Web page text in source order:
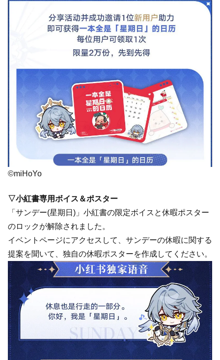
©miHoYo
▽小紅書専用ボイス＆ポスター
「サンデー(星期日)」小紅書の限定ボイスと休暇ポスター
のロックが解除されました。
イベントページにアクセスして、サンデーの休暇に関する
提案を聞いて、独自の休暇ポスターを作成してください。